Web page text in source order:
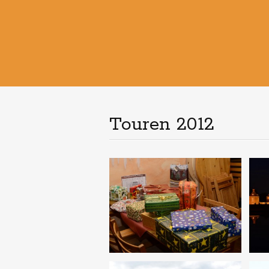
Touren 2012